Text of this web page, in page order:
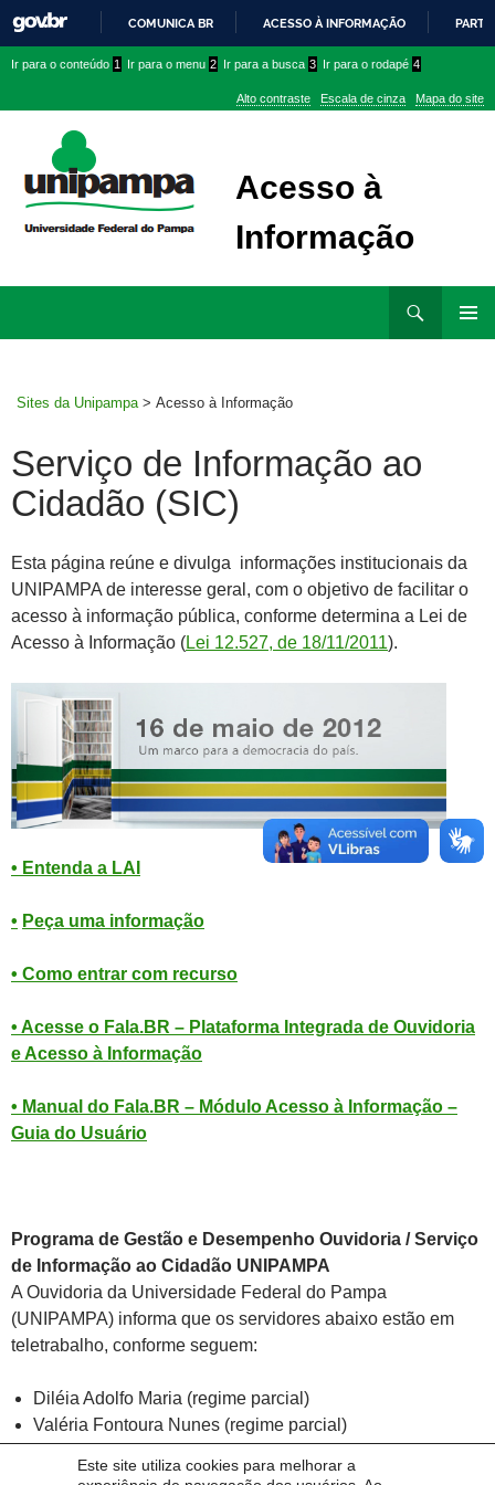
Este site utiliza cookies para melhorar a
PARA
CONTEÚDO
COMUNICA BR ACESSO À INFORMAÇÃO
conteúdo
menu
superior
menu
Ir para o conteúdo 1 Ir para o menu 2 Ir para a busca 3 Ir para o rodapé 4
Alto contraste Escala de cinza Mapa do site
Acesso à
Informação
Sites da Unipampa > Acesso à Informação
Serviço de Informação ao
Cidadão (SIC)
Esta página reúne e divulga informações institucionais da
UNIPAMPA de interesse geral, com o objetivo de facilitar o
acesso à informação pública, conforme determina a Lei de
Acesso à Informação (Lei 12.527, de 18/11/2011).
• Entenda a LAI
• Peça uma informação
• Como entrar com recurso
• Acesse o Fala.BR – Plataforma Integrada de Ouvidoria
e Acesso à Informação
• Manual do Fala.BR – Módulo Acesso à Informação –
Guia do Usuário
Programa de Gestão e Desempenho Ouvidoria / Serviço
de Informação ao Cidadão UNIPAMPA
A Ouvidoria da Universidade Federal do Pampa
(UNIPAMPA) informa que os servidores abaixo estão em
teletrabalho, conforme seguem:
Diléia Adolfo Maria (regime parcial)
Valéria Fontoura Nunes (regime parcial)